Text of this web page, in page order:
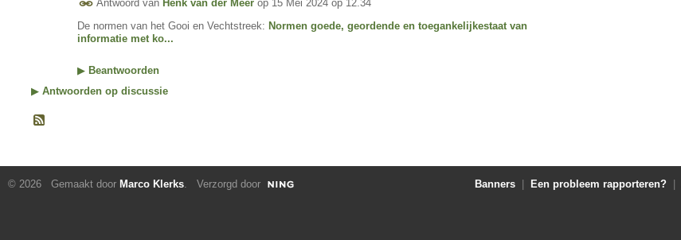
Antwoord van Henk van der Meer op 15 Mei 2024 op 12.34
De normen van het Gooi en Vechtstreek: Normen goede, geordende en toegankelijkestaat van
informatie met ko...
▶ Beantwoorden
▶ Antwoorden op discussie
© 2026 Gemaakt door Marco Klerks. Verzorgd door Banners Een probleem rapporteren?